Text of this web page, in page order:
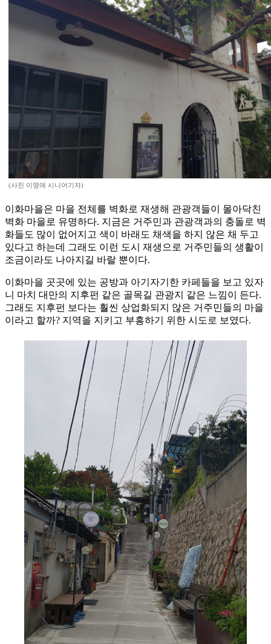
(사진 이명애 시니어기자)
이화마을은 마을 전체를 벽화로 재생해 관광객들이 몰아닥친
벽화 마을로 유명하다. 지금은 거주민과 관광객과의 충돌로 벽
화들도 많이 없어지고 색이 바래도 채색을 하지 않은 채 두고
있다고 하는데 그래도 이런 도시 재생으로 거주민들의 생활이
조금이라도 나아지길 바랄 뿐이다.
이화마을 곳곳에 있는 공방과 아기자기한 카페들을 보고 있자
니 마치 대만의 지후펀 같은 골목길 관광지 같은 느낌이 든다.
그래도 지후펀 보다는 훨씬 상업화되지 않은 거주민들의 마을
이라고 할까? 지역을 지키고 부흥하기 위한 시도로 보였다.